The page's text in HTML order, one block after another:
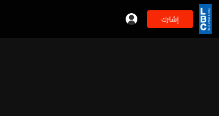
إشترك